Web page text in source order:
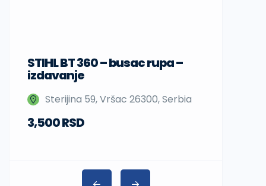
STIHL BT 360 – busac rupa –
izdavanje
Sterijina 59, Vršac 26300, Serbia
3,500 RSD